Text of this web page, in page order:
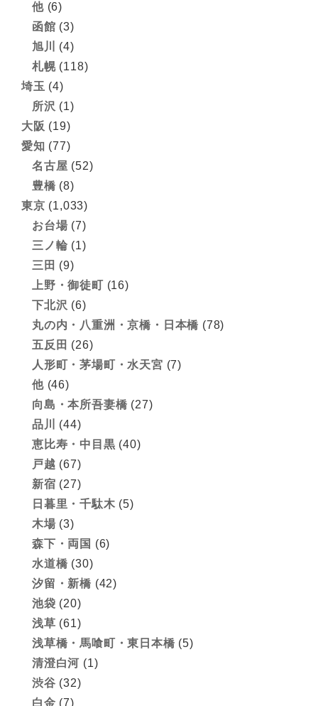
他(6)
函館 (3)
旭川
(4)
札幌(118)
埼玉 (4)
所沢 (1)
大阪 (19)
愛知 (77)
名古屋 (52)
豊橋 (8)
東京 (1,033)
お台場 (7)
三ノ輪 (1)
三田 (9)
上野・御徒町 (16)
下北沢 (6)
丸の内・八重洲・京橋・日本橋 (78)
五反田 (26)
人形町・茅場町・水天宮 (7)
他(46)
向島・本所吾妻橋 (27)
品川
(44)
恵比寿・中目黒 (40)
戸越 (67)
新宿 (27)
日暮里・千駄木 (5)
木場 (3)
森下・両国 (6)
水道橋 (30)
汐留・新橋 (42)
池袋 (20)
浅草 (61)
浅草橋・馬喰町・東日本橋 (5)
清澄白河 (1)
渋谷 (32)
白金 (7)